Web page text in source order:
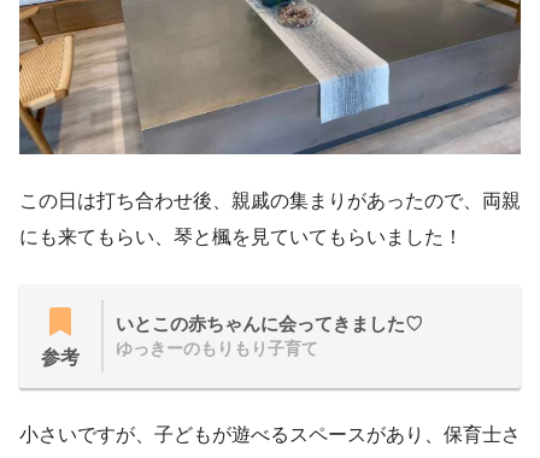
この日は打ち合わせ後、親戚の集まりがあったので、両親
にも来てもらい、琴と楓を見ていてもらいました！
参考
いとこの赤ちゃんに会ってきました♡
ゆっきーのもりもり子育て
小さいですが、子どもが遊べるスペースがあり、保育士さ